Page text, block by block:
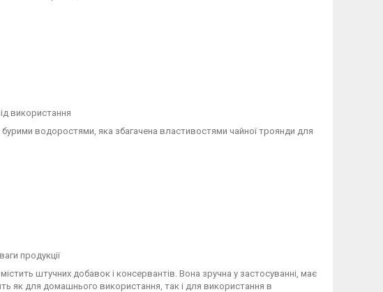
використання
водоростями, яка збагачена властивостями чайної троянди для
продукції
штучних добавок і консервантів. Вона зручна у застосуванні, має
як для домашнього використання, так і для використання в